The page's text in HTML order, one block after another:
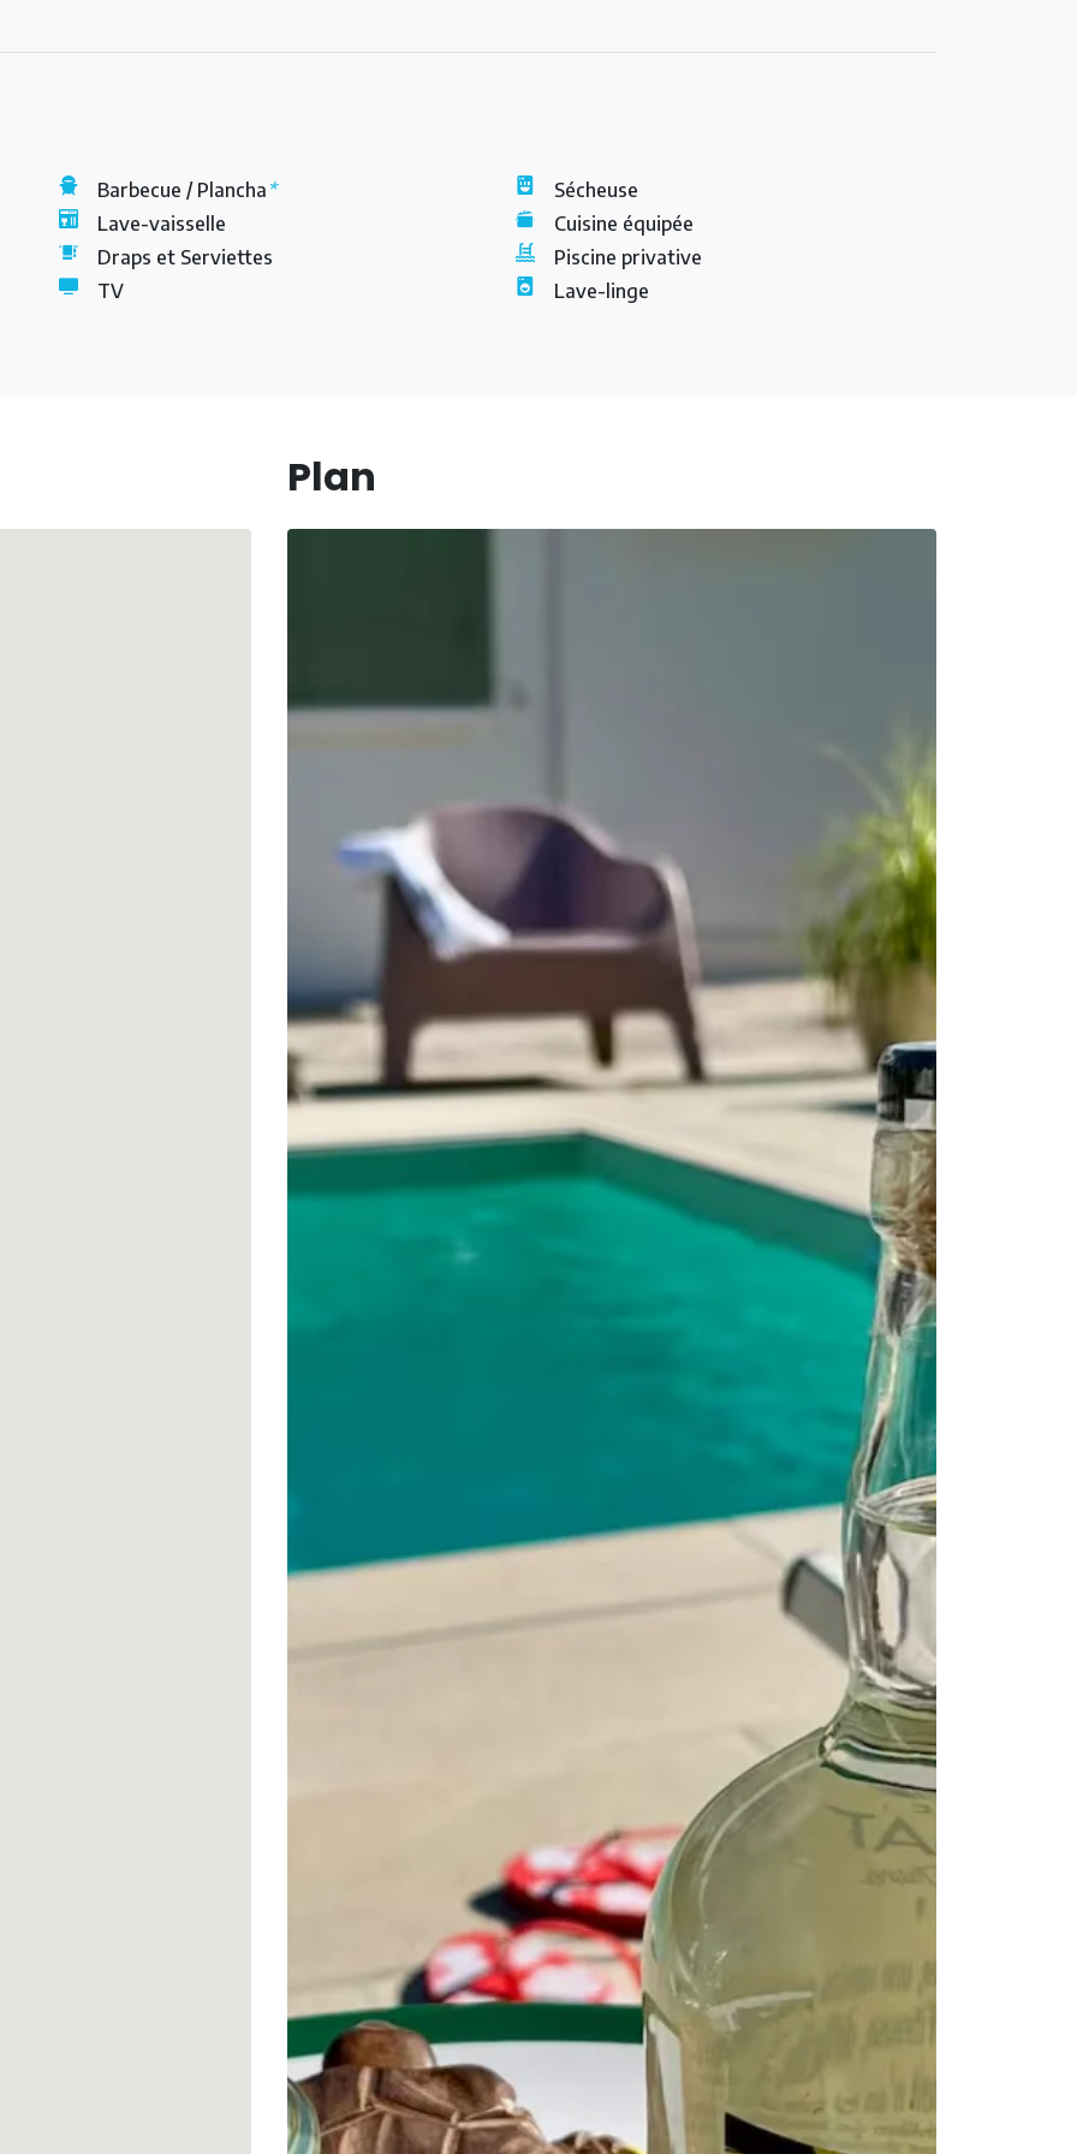
somptueuse offrant de magnifiques paysages
thermoludique de la Ravine Chaude, à
relaxer dans des eaux naturellement chauffées.
chaleureux garanti ! Dès votre arrivée, un
Barbecue / Plancha *
Sécheuse
Lave-vaisselle
Cuisine équipée
Draps et Serviettes
Piscine privative
TV Lave-linge
Plan